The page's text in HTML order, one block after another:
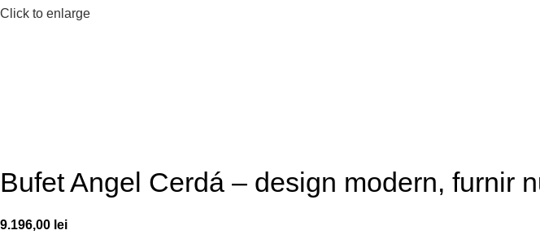
Click to enlarge
Bufet Angel Cerdá – design modern, furnir
9.196,00 lei